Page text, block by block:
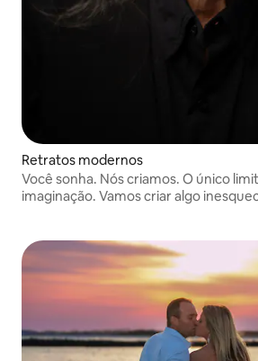
Retratos modernos
Você sonha. Nós criamos. O único
imaginação. Vamos criar algo